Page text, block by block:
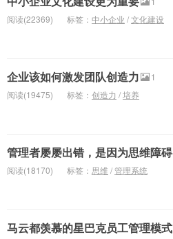
阅读(22369)
标签： 中小企业 /文化建设
企业该如何激发团队创造力
1
阅读(19475)
标签： 创造力 /培养
管理者屡屡出错，是因为思维障碍
阅读(18170)
标签： 思维 /管理系统
马云都羡慕的星巴克员工管理模式